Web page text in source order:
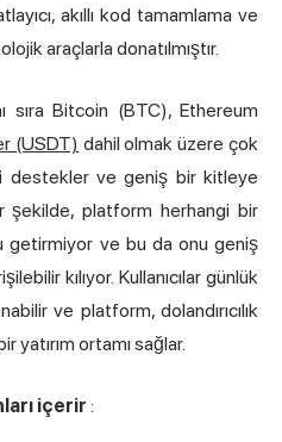
akıllı kod tamamlama ve
araçlarla donatılmıştır.
sıra Bitcoin (BTC), Ethereum
(USDT) dahil olmak üzere çok
destekler ve geniş bir kitleye
şekilde, platform herhangi bir
getirmiyor ve bu da onu geniş
kılıyor. Kullanıcılar günlük
ve platform, dolandırıcılık
yatırım ortamı sağlar.
içerir :